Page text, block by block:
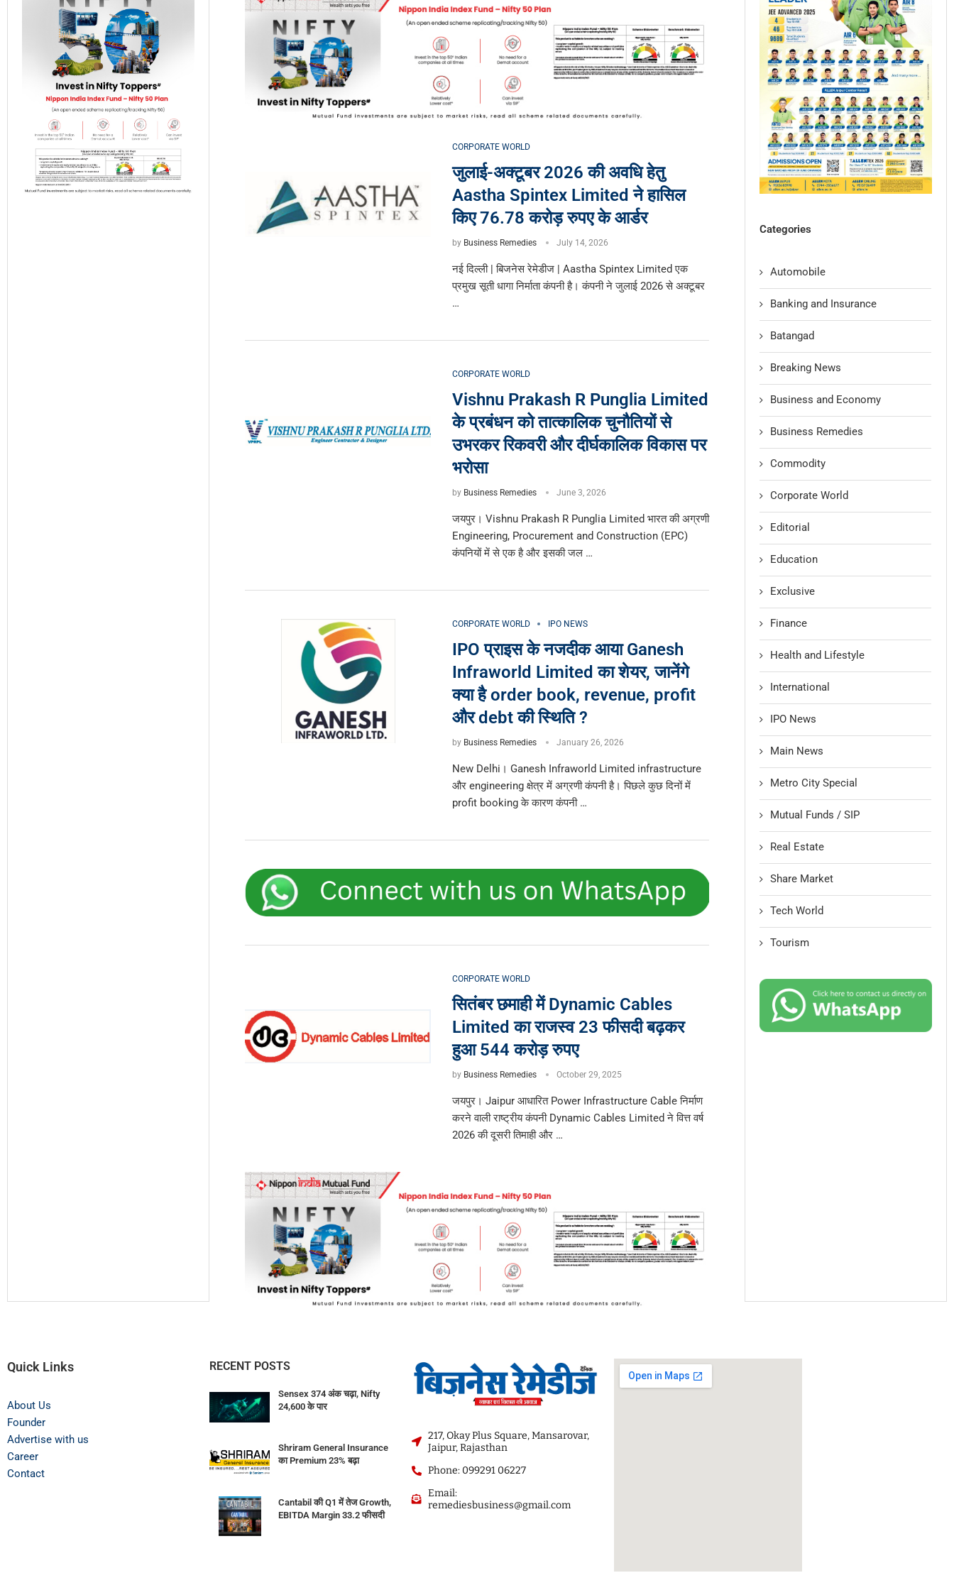
CORPORATE WORLD
जुलाई-अक्टूबर 2026 की अवधि हेतु
Aastha Spintex Limited ने हासिल
किए 76.78 करोड़ रुपए के आर्डर
by Business Remedies July 14, 2026
नई दिल्ली | बिजनेस रेमेडीज | Aastha Spintex Limited एक
प्रमुख सूती धागा निर्माता कंपनी है। कंपनी ने जुलाई 2026 से अक्टूबर
…
CORPORATE WORLD
Vishnu Prakash R Punglia Limited
के प्रबंधन को तात्कालिक चुनौतियों से
उभरकर रिकवरी और दीर्घकालिक विकास पर
भरोसा
by Business Remedies June 3, 2026
जयपुर। Vishnu Prakash R Punglia Limited भारत की अग्रणी
Engineering, Procurement and Construction (EPC)
कंपनियों में से एक है और इसकी जल …
CORPORATE WORLD IPO NEWS
IPO प्राइस के नजदीक आया Ganesh
Infraworld Limited का शेयर, जानेंगे
क्या है order book, revenue, profit
और debt की स्थिति ?
by Business Remedies January 26, 2026
New Delhi। Ganesh Infraworld Limited infrastructure
और engineering क्षेत्र में अग्रणी कंपनी है। पिछले कुछ दिनों में
profit booking के कारण कंपनी …
CORPORATE WORLD
सितंबर छमाही में Dynamic Cables
Limited का राजस्व 23 फीसदी बढ़कर
हुआ 544 करोड़ रुपए
by Business Remedies October 29, 2025
जयपुर। Jaipur आधारित Power Infrastructure Cable निर्माण
करने वाली राष्ट्रीय कंपनी Dynamic Cables Limited ने वित्त वर्ष
2026 की दूसरी तिमाही और …
Categories
Automobile
Banking and Insurance
Batangad
Breaking News
Business and Economy
Business Remedies
Commodity
Corporate World
Editorial
Education
Exclusive
Finance
Health and Lifestyle
International
IPO News
Main News
Metro City Special
Mutual Funds / SIP
Real Estate
Share Market
Tech World
Tourism
Quick Links
About Us
Founder
Advertise with us
Career
Contact
RECENT POSTS
Sensex 374 अंक चढ़ा, Nifty
24,600 के पार
Shriram General Insurance
का Premium 23% बढ़ा
Cantabil की Q1 में तेज Growth,
EBITDA Margin 33.2 फीसदी
217, Okay Plus Square, Mansarovar,
Jaipur, Rajasthan
Phone: 099291 06227
Email:
remediesbusiness@gmail.com